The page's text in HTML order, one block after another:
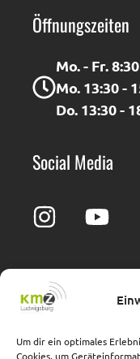
Um dir ein optimales
Cookies, um
Öffnungszeiten
Mo. - Fr.
Mo. 13:30 -
Do. 13:30 -
Social Media
Impressum